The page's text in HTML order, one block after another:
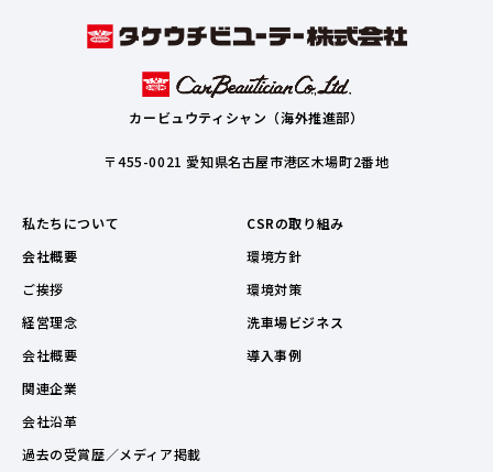
カービュウティシャン（海外推進部）
〒455-0021 愛知県名古屋市港区木場町2番地
私たちについて
会社概要
ご挨拶
経営理念
会社概要
関連企業
会社沿革
過去の受賞歴／メディア掲載
CSRの取り組み
環境方針
環境対策
洗車場ビジネス
導入事例